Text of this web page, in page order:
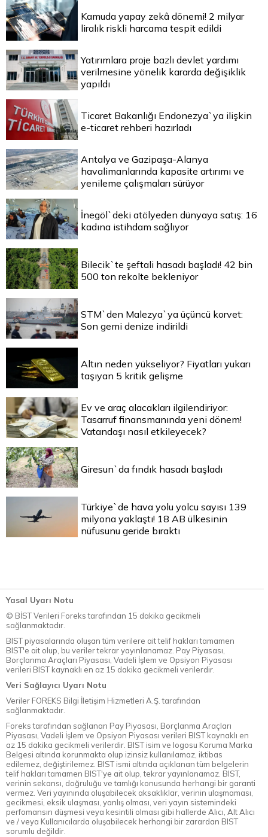
Kamuda yapay zekâ dönemi! 2 milyar
liralık riskli harcama tespit edildi
Yatırımlara proje bazlı devlet yardımı
verilmesine yönelik kararda değişiklik
yapıldı
Ticaret Bakanlığı Endonezya`ya ilişkin
e-ticaret rehberi hazırladı
Antalya ve Gazipaşa-Alanya
havalimanlarında kapasite artırımı ve
yenileme çalışmaları sürüyor
İnegöl`deki atölyeden dünyaya satış: 16
kadına istihdam sağlıyor
Bilecik`te şeftali hasadı başladı! 42 bin
500 ton rekolte bekleniyor
STM`den Malezya`ya üçüncü korvet:
Son gemi denize indirildi
Altın neden yükseliyor? Fiyatları yukarı
taşıyan 5 kritik gelişme
Ev ve araç alacakları ilgilendiriyor:
Tasarruf finansmanında yeni dönem!
Vatandaşı nasıl etkileyecek?
Giresun`da fındık hasadı başladı
Türkiye`de hava yolu yolcu sayısı 139
milyona yaklaştı! 18 AB ülkesinin
nüfusunu geride bıraktı
Yasal Uyarı Notu
© BİST Verileri Foreks tarafından 15 dakika gecikmeli
sağlanmaktadır.
BIST piyasalarında oluşan tüm verilere ait telif hakları tamamen
BIST'e ait olup, bu veriler tekrar yayınlanamaz. Pay Piyasası,
Borçlanma Araçları Piyasası, Vadeli İşlem ve Opsiyon Piyasası
verileri BIST kaynaklı en az 15 dakika gecikmeli verilerdir.
Veri Sağlayıcı Uyarı Notu
Veriler FOREKS Bilgi İletişim Hizmetleri A.Ş. tarafından
sağlanmaktadır.
Foreks tarafından sağlanan Pay Piyasası, Borçlanma Araçları
Piyasası, Vadeli İşlem ve Opsiyon Piyasası verileri BIST kaynaklı en
az 15 dakika gecikmeli verilerdir. BIST isim ve logosu Koruma Marka
Belgesi altında korunmakta olup izinsiz kullanılamaz, iktibas
edilemez, değiştirilemez. BIST ismi altında açıklanan tüm belgelerin
telif hakları tamamen BIST'ye ait olup, tekrar yayınlanamaz. BIST,
verinin sekansı, doğruluğu ve tamlığı konusunda herhangi bir garanti
vermez. Veri yayınında oluşabilecek aksaklıklar, verinin ulaşmaması,
gecikmesi, eksik ulaşması, yanlış olması, veri yayın sistemindeki
perfomansın düşmesi veya kesintili olması gibi hallerde Alıcı, Alt Alıcı
ve / veya Kullanıcılarda oluşabilecek herhangi bir zarardan BIST
sorumlu değildir.